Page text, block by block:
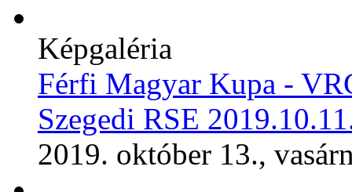
Képgaléria
Férfi Magyar Kupa -
Szegedi RSE
2019. október 13.,